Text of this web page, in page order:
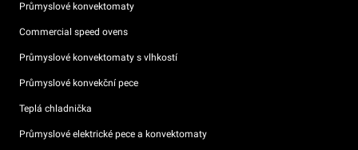
Průmyslové konvektomaty
Commercial speed ovens
Průmyslové konvektomaty s vlhkostí
Průmyslové konvekční pece
Teplá chladnička
Průmyslové elektrické pece a konvektomaty